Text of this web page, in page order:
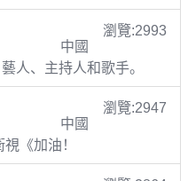
瀏覽:2993
中國
人、主持人和歌手。
瀏覽:2947
中國
《加油！